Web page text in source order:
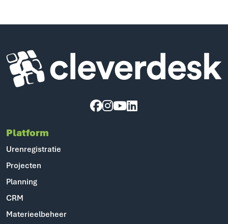
Cleverdesk ERP Software voor mens en materieel
Platform
Urenregistratie
Projecten
Planning
CRM
Materieelbeheer